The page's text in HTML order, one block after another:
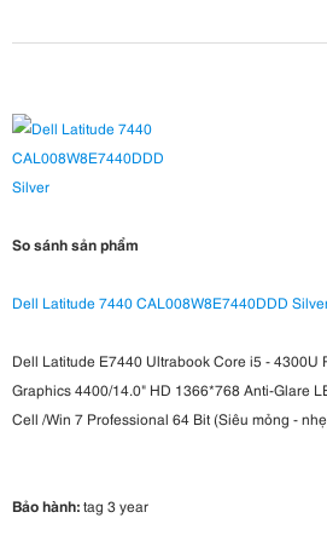
So sánh sản phẩm
Dell Latitude 7440 CAL008W8E7440DDD
Dell Latitude E7440 Ultrabook Core i5 - 4300U
Graphics 4400/14.0" HD 1366*768 Anti-Glare
Cell /Win 7 Professional 64 Bit (Siêu mỏng -
Bảo hành:tag 3 year